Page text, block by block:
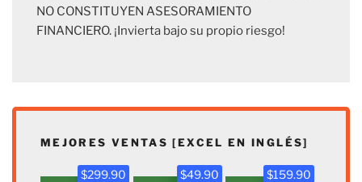
NO CONSTITUYEN ASESORAMIENTO
FINANCIERO. ¡Invierta bajo su propio riesgo!
MEJORES VENTAS [EXCEL EN INGLÉS]
$299.90 $49.90 $159.90